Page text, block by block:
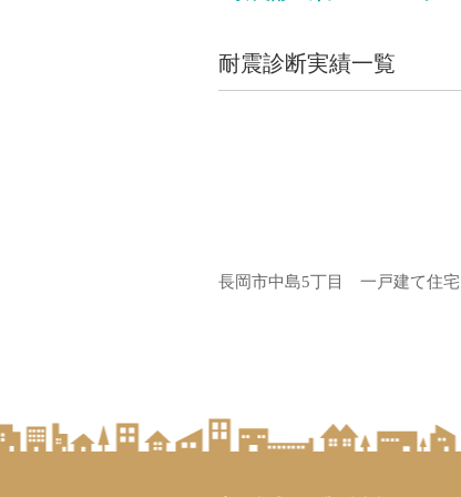
耐震診断実績一覧
長岡市中島5丁目 一戸建て住宅